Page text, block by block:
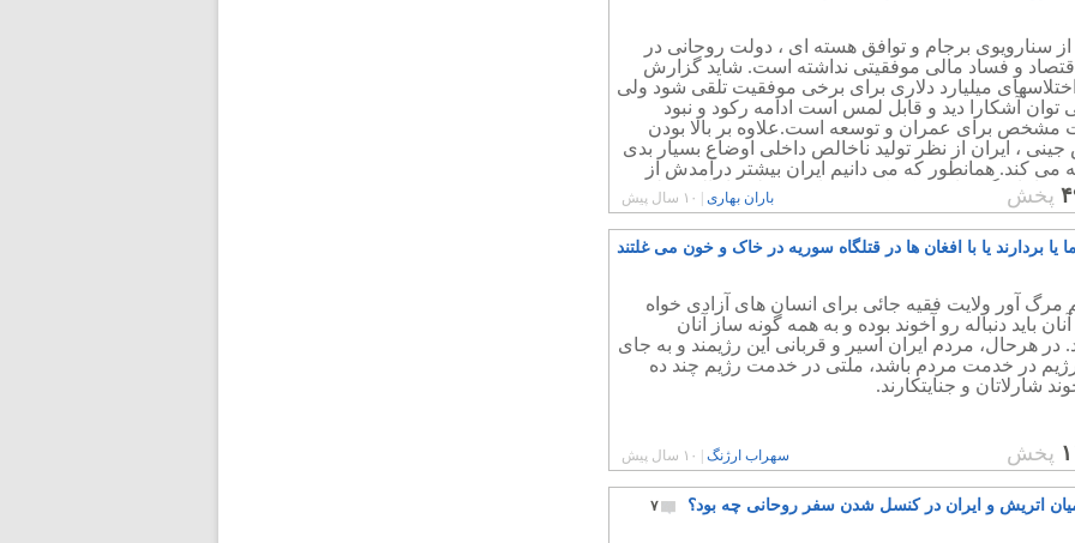
سنارویوی برجام و توافق هسته ای ، دولت روحانی در
و فساد مالی موفقیتی نداشته است. شاید گزارش
میلیارد دلاری برای برخی موفقیت تلقی شود ولی
توان آشکارا دید و قابل لمس است ادامه رکود و نبود
مشخص برای عمران و توسعه است.علاوه بر بالا بودن
، ایران از نظر تولید ناخالص داخلی اوضاع بسیار بدی
می کند. همانطور که می دانیم ایران بیشتر درآمدش از
اما چگونه است که امروز شاخص تولید ناخالص ملی
کشور فقیری مانند تایلند هم پایینتر است؟
پخش باران بهاری ۱۰ سال پیش
یا بردارند یا با افغان ها در قتلگاه سوریه در خاک و خون می غلتند
مرگ آور ولایت فقیه جائی برای انسان های آزادی خواه
باید دنباله رو آخوند بوده و به همه گونه ساز آنان
در هرحال، مردم ایران اسیر و قربانی این رژیمند و به جای
در خدمت مردم باشد، ملتی در خدمت رژیم چند ده
شارلاتان و جنایتکارند.
پخش سهراب ارژنگ ۱۰ سال پیش
اتریش و ایران در کنسل شدن سفر روحانی چه بود؟ ۷